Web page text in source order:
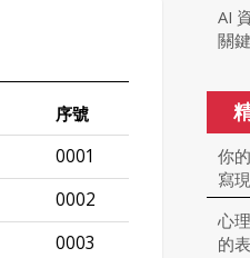
序號
0001
0002
0003
AI
關
你
寫
心
的